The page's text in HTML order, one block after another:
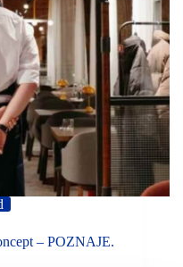
– POZNAJE.